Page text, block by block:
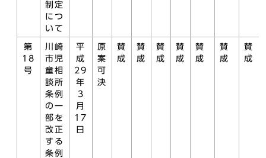
制定
につ
いて
第
18
号
川崎
市児
童相
談所
条例
の一
部を
改正
する
条例
平
成
29
年
3
月
17
日
原
案
可
決
賛
成
賛
成
賛
成
賛
成
賛
成
賛
成
賛
成